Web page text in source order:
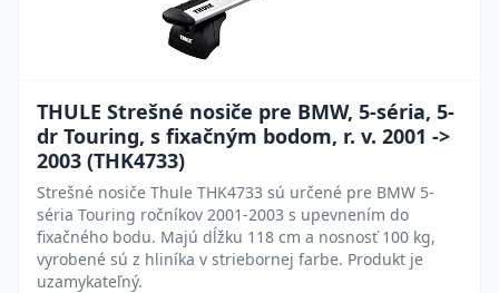
THULE Strešné nosiče pre BMW, 5-séria, 5-
dr Touring, s fixačným bodom, r. v. 2001 ->
2003 (THK4733)
Strešné nosiče Thule THK4733 sú určené pre BMW 5-
séria Touring ročníkov 2001-2003 s upevnením do
fixačného bodu. Majú dĺžku 118 cm a nosnosť 100 kg,
vyrobené sú z hliníka v striebornej farbe. Produkt je
uzamykateľný.